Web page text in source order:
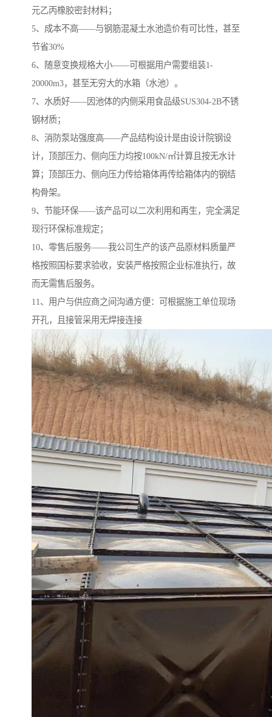
元乙丙橡胶密封材料；
5、成本不高——与钢筋混凝土水池造价有可比性，甚至
节省30%
6、随意变换规格大小——可根据用户需要组装1-
20000m3，甚至无穷大的水箱（水池）。
7、水质好——因池体的内侧采用食品级SUS304-2B不锈
钢材质；
8、消防泵站强度高——产品结构设计是由设计院钢设
计，顶部压力、侧向压力均按100kN/㎡计算且按无水计
算；顶部压力、侧向压力传给箱体再传给箱体内的钢结
构骨架。
9、节能环保——该产品可以二次利用和再生，完全满足
现行环保标准规定；
10、零售后服务——我公司生产的该产品原材料质量严
格按照国标要求验收，安装严格按照企业标准执行，故
而无需售后服务。
11、用户与供应商之间沟通方便：可根据施工单位现场
开孔，且接管采用无焊接连接